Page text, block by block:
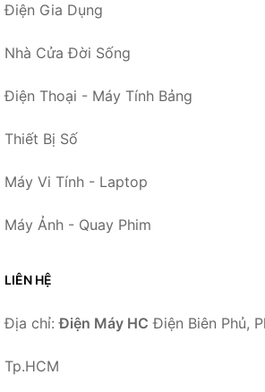
Điện Gia Dụng
Nhà Cửa Đời Sống
Điện Thoại - Máy Tính Bảng
Thiết Bị Số
Máy Vi Tính - Laptop
Máy Ảnh - Quay Phim
LIÊN HỆ
Địa chỉ:Điện Máy HC Điện Biên Phủ,
Tp.HCM